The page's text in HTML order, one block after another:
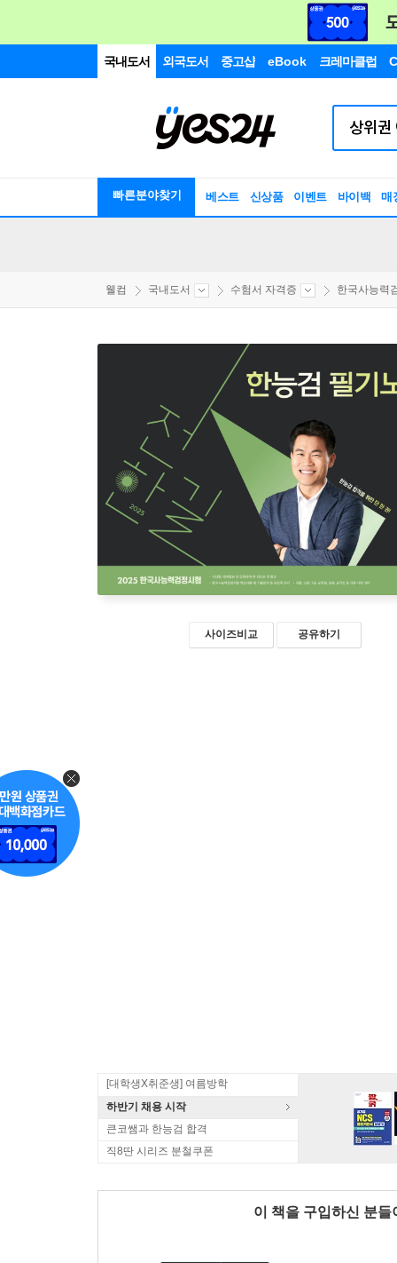
국내도서 외국도서 중고샵 eBook 크레마클럽
빠른분야찾기 베스트 신상품 이벤트 바이백 매
웰컴 국내도서 수험서 자격증 한국사능력
사이즈비교 공유하기
[대학생X취준생] 여름방학
하반기 채용 시작
큰코쌤과 한능검 합격
직8딴 시리즈 분철쿠폰
이 책을 구입하신 분